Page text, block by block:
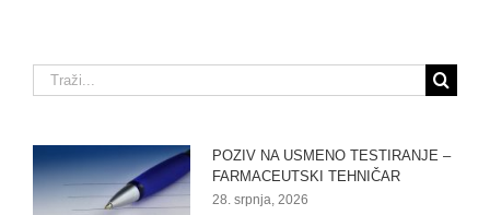
Traži...
POZIV NA USMENO TESTIRANJE –
FARMACEUTSKI TEHNIČAR
28. srpnja, 2026